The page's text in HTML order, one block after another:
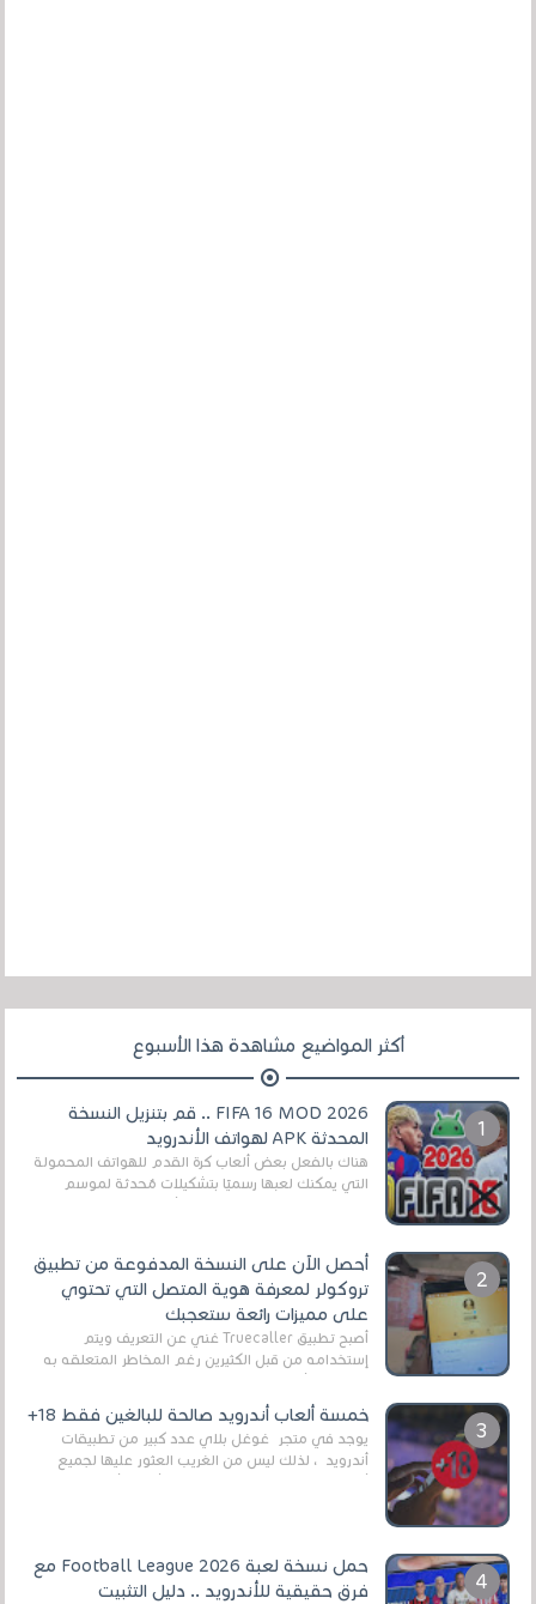
أكثر المواضيع مشاهدة هذا الأسبوع
FIFA 16 MOD 2026 .. قم بتنزيل النسخة
المحدثة APK لهواتف الأندرويد
هناك بالفعل بعض ألعاب كرة القدم للهواتف المحمولة
التي يمكنك لعبها رسميًا بتشكيلات مُحدثة لموسم
أحصل الآن على النسخة المدفوعة من تطبيق
تروكولر لمعرفة هوية المتصل التي تحتوي
على مميزات رائعة ستعجبك
أصبح تطبيق Truecaller غني عن التعريف ويتم
إستخدامه من قبل الكثيرين رغم المخاطر المتعلقه به
خمسة ألعاب أندرويد صالحة للبالغين فقط 18+
يوجد في متجر غوغل بلاي عدد كبير من تطبيقات
أندرويد ، لذلك ليس من الغريب العثور عليها لجميع
حمل نسخة لعبة Football League 2026 مع
فرق حقيقية للأندرويد .. دليل التثبيت